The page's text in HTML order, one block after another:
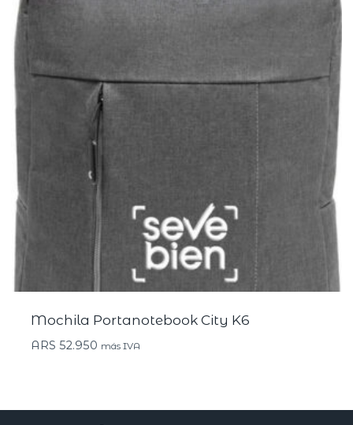
Mochila Portanotebook City K6
ARS 52.950 más IVA